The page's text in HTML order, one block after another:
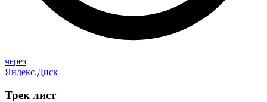
через
Яндекс.Диск
Трек лист